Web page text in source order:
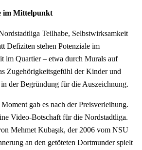
im Mittelpunkt
Teilhabe, Selbstwirksamkeit
Defiziten stehen Potenziale im
im Quartier – etwa durch Murals auf
Zugehörigkeitsgefühl der Kinder und
der Begründung für die Auszeichnung.
gab es nach der Preisverleihung.
Video-Botschaft für die Nordstadtliga.
Mehmet Kubaşık, der 2006 vom NSU
an den getöteten Dortmunder spielt